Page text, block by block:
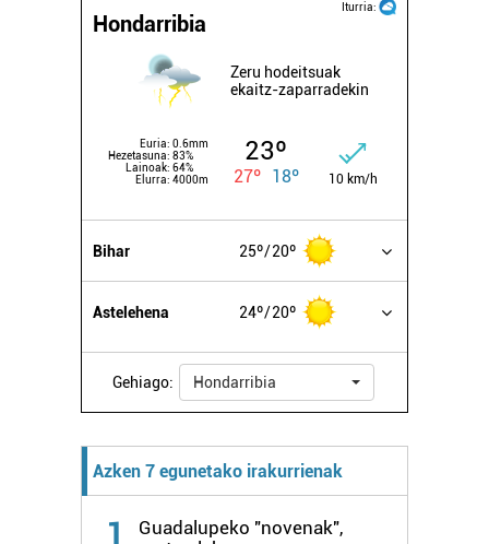
Iturria:
Hondarribia
Zeru hodeitsuak
ekaitz-zaparradekin
Euria: 0.6mm
Hezetasuna: 83%
Lainoak: 64%
Elurra: 4000m
23º
27º 18º 10 km/h
Bihar 25º 20º
Astelehena 24º 20º
Gehiago: Hondarribia
Azken 7 egunetako irakurrienak
1
Guadalupeko "novenak",